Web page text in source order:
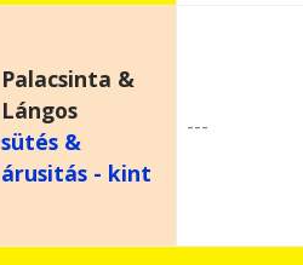
Palacsinta &
Lángos
sütés &
árusitás - kint
---